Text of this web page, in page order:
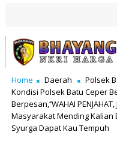
Home Daerah Polsek
Kondisi Polsek Batu Ceper
Berpesan,‘’WAHAI
Masyarakat Mending Kalian
Syurga Dapat Kau Tempuh